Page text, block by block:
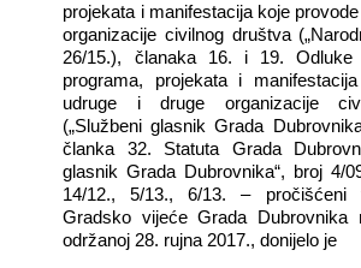
projekata i manifestacija koje
organizacije civilnog društva
26/15.), članaka 16. i 19. Odluke
programa, projekata i
udruge i druge organizacije
(„Službeni glasnik Grada
članka 32. Statuta Grada
glasnik Grada Dubrovnika“, broj 4/
14/12., 5/13., 6/13. –
Gradsko vijeće Grada Dubrovnika
održanoj 28. rujna 2017., donijelo je